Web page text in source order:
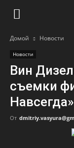
Домой Новости
Новости
Вин
съемки
Навсегда»
От